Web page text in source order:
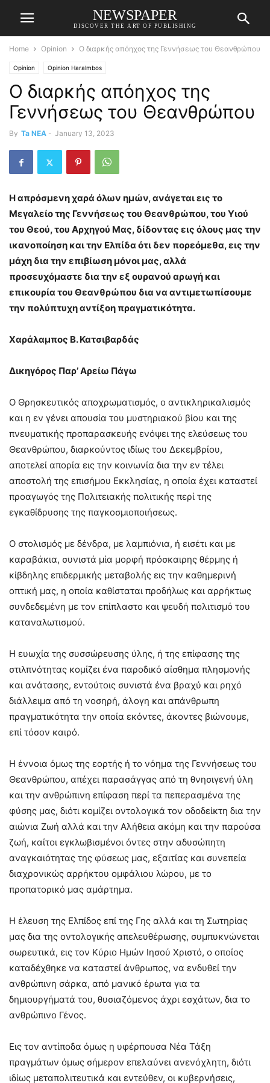
NEWSPAPER
DISCOVER THE ART OF PUBLISHING
Home Opinion Ο διαρκής απόηχος της Γεννήσεως του Θεανθρώπου
Opinion Opinion Haralmbos
Ο διαρκής απόηχος της
Γεννήσεως του Θεανθρώπου
By Ta NEA - January 13, 2023
Η απρόσμενη χαρά όλων ημών, ανάγεται εις το
Μεγαλείο της Γεννήσεως του Θεανθρώπου, του Υιού
του Θεού, του Αρχηγού Μας, δίδοντας εις όλους μας την
ικανοποίηση και την Ελπίδα ότι δεν πορεόμεθα, εις την
μάχη δια την επιβίωση μόνοι μας, αλλά
προσευχόμαστε δια την εξ ουρανού αρωγή και
επικουρία του Θεανθρώπου δια να αντιμετωπίσουμε
την πολύπτυχη αντίξοη πραγματικότητα.
Χαράλαμπος Β. Κατσιβαρδάς
Δικηγόρος Παρ’ Αρείω Πάγω
Ο Θρησκευτικός αποχρωματισμός, ο αντικληρικαλισμός
και η εν γένει απουσία του μυστηριακού βίου και της
πνευματικής προπαρασκευής ενόψει της ελεύσεως του
Θεανθρώπου, διαρκούντος ιδίως του Δεκεμβρίου,
αποτελεί απορία εις την κοινωνία δια την εν τέλει
αποστολή της επισήμου Εκκλησίας, η οποία έχει καταστεί
προαγωγός της Πολιτειακής πολιτικής περί της
εγκαθίδρυσης της παγκοσμιοποιήσεως.
Ο στολισμός με δένδρα, με λαμπιόνια, ή εισέτι και με
καραβάκια, συνιστά μία μορφή πρόσκαιρης θέρμης ή
κίβδηλης επιδερμικής μεταβολής εις την καθημερινή
οπτική μας, η οποία καθίσταται προδήλως και αρρήκτως
συνδεδεμένη με τον επίπλαστο και ψευδή πολιτισμό του
καταναλωτισμού.
Η ευωχία της συσσώρευσης ύλης, ή της επίφασης της
στιλπνότητας κομίζει ένα παροδικό αίσθημα πλησμονής
και ανάτασης, εντούτοις συνιστά ένα βραχύ και ρηχό
διάλλειμα από τη νοσηρή, άλογη και απάνθρωπη
πραγματικότητα την οποία εκόντες, άκοντες βιώνουμε,
επί τόσον καιρό.
Η έννοια όμως της εορτής ή το νόημα της Γεννήσεως του
Θεανθρώπου, απέχει παρασάγγας από τη θνησιγενή ύλη
και την ανθρώπινη επίφαση περί τα πεπερασμένα της
φύσης μας, διότι κομίζει οντολογικά τον οδοδείκτη δια την
αιώνια Ζωή αλλά και την Αλήθεια ακόμη και την παρούσα
ζωή, καίτοι εγκλωβισμένοι όντες στην αδυσώπητη
αναγκαιότητας της φύσεως μας, εξαιτίας και συνεπεία
διαχρονικώς αρρήκτου ομφάλιου λώρου, με το
προπατορικό μας αμάρτημα.
Η έλευση της Ελπίδος επί της Γης αλλά και τη Σωτηρίας
μας δια της οντολογικής απελευθέρωσης, συμπυκνώνεται
σωρευτικά, εις τον Κύριο Ημών Ιησού Χριστό, ο οποίος
καταδέχθηκε να καταστεί άνθρωπος, να ενδυθεί την
ανθρώπινη σάρκα, από μανικό έρωτα για τα
δημιουργήματά του, θυσιαζόμενος άχρι εσχάτων, δια το
ανθρώπινο Γένος.
Εις τον αντίποδα όμως η υφέρπουσα Νέα Τάξη
πραγμάτων όμως σήμερον επελαύνει ανενόχλητη, διότι
ιδίως μεταπολιτευτικά και εντεύθεν, οι κυβερνήσεις,